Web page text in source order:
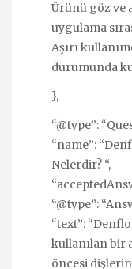
Ürünü göz ve
uygulama
Aşırı
durumunda
},
“@type”:
“name”:
Nelerdir? “,
“@type”:
“text”:
kullanılan bir
öncesi